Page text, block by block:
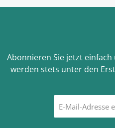
Abonnieren Sie jetzt
werden stets unter den
Mail-
Adresse